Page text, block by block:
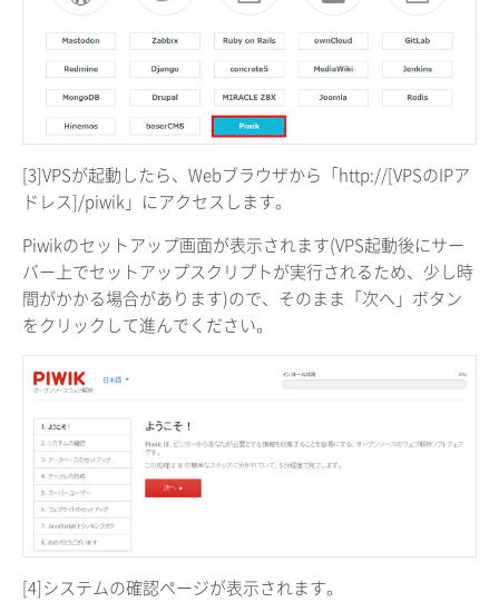
[3]VPSが起動したら、Webブラウザから「http://[VPSのIPア
ドレス]/piwik」にアクセスします。
Piwikのセットアップ画面が表示されます(VPS起動後にサー
バー上でセットアップスクリプトが実行されるため、少し時
間がかかる場合があります)ので、そのまま「次へ」ボタン
をクリックして進んでください。
[4]システムの確認ページが表示されます。